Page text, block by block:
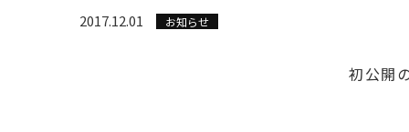
2017.12.01 お知らせ
初公開